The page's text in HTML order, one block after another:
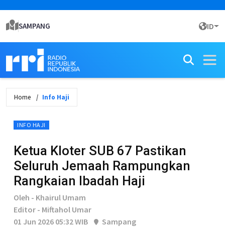
SAMPANG ID
Home Info Haji
INFO HAJI
Ketua Kloter SUB 67 Pastikan
Seluruh Jemaah Rampungkan
Rangkaian Ibadah Haji
Oleh - Khairul Umam
Editor - Miftahol Umar
01 Jun 2026 05:32 WIB
Sampang